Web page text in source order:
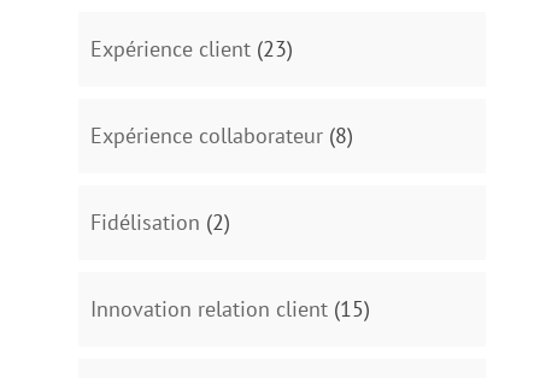
Expérience client(23)
Expérience collaborateur(8)
Fidélisation (2)
Innovation relation client(15)